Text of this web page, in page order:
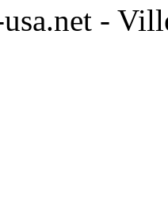
-